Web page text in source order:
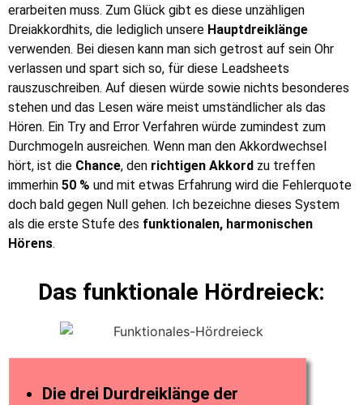
erarbeiten muss. Zum Glück gibt es diese unzähligen
Dreiakkordhits, die lediglich unsere Hauptdreiklänge
verwenden. Bei diesen kann man sich getrost auf sein Ohr
verlassen und spart sich so, für diese Leadsheets
rauszuschreiben. Auf diesen würde sowie nichts besonderes
stehen und das Lesen wäre meist umständlicher als das
Hören. Ein Try and Error Verfahren würde zumindest zum
Durchmogeln ausreichen. Wenn man den Akkordwechsel
hört, ist die Chance, den richtigen Akkord zu treffen
immerhin 50 % und mit etwas Erfahrung wird die Fehlerquote
doch bald gegen Null gehen. Ich bezeichne dieses System
als die erste Stufe des funktionalen, harmonischen
Hörens.
Das funktionale Hördreieck:
Die drei Durdreiklänge der